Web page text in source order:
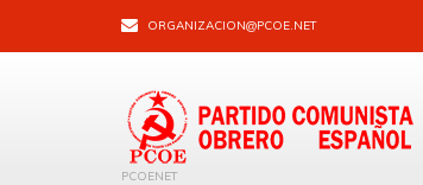
ORGANIZACION@PCOE.NET
PCOENET